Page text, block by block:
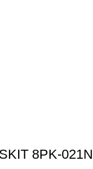
8PK-021N